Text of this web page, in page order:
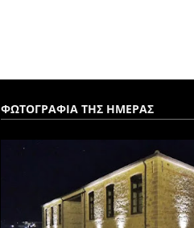
ΦΩΤΟΓΡΑΦΙΑ ΤΗΣ ΗΜΕΡΑΣ